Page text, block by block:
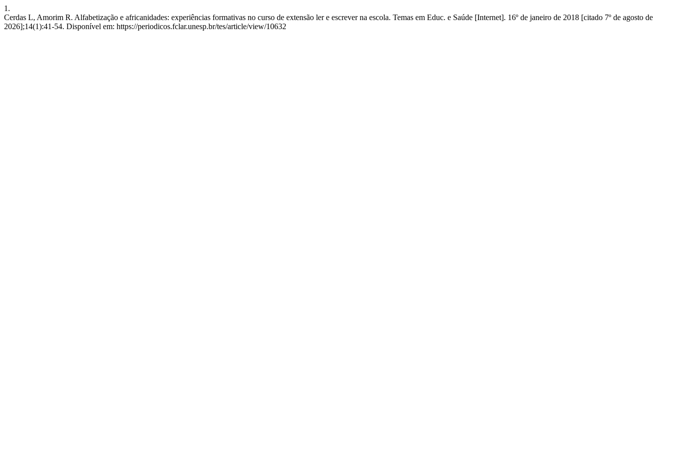
1.
Cerdas L, Amorim R. Alfabetização e africanidades: experiências formativas no curso de extensão ler e escrever na escola. Temas em Educ. e Saúde [Internet]. 16º de janeiro de 2018 [citado 7º de agosto de
2026];14(1):41-54. Disponível em: https://periodicos.fclar.unesp.br/tes/article/view/10632